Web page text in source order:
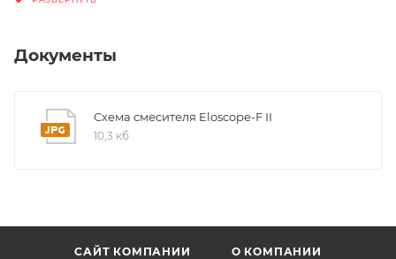
Сертификат DVGW
Документы
Схема смесителя Eloscope-F II
10,3 кб
САЙТ КОМПАНИИ О КОМПАНИИ